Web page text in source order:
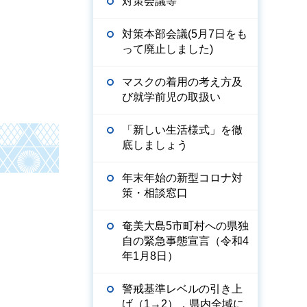
対策本部会議(5月7日をも
って廃止しました)
マスクの着用の考え方及
び就学前児の取扱い
「新しい生活様式」を徹
底しましょう
年末年始の新型コロナ対
策・相談窓口
奄美大島5市町村への県独
自の緊急事態宣言（令和4
年1月8日）
警戒基準レベルの引き上
げ（1→2），県内全域に